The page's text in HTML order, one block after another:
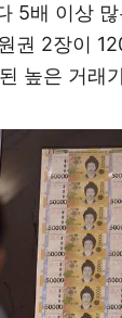
5배 이상
권 2장이
높은 거래